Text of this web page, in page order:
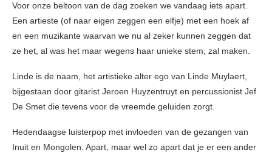
Voor onze beltoon van de dag zoeken we vandaag iets apart.
Een artieste (of naar eigen zeggen een elfje) met een hoek af
en een muzikante waarvan we nu al zeker kunnen zeggen dat
ze het, al was het maar wegens haar unieke stem, zal maken.
Linde is de naam, het artistieke alter ego van Linde Muylaert,
bijgestaan door gitarist Jeroen Huyzentruyt en percussionist Jef
De Smet die tevens voor de vreemde geluiden zorgt.
Hedendaagse luisterpop met invloeden van de gezangen van
Inuit en Mongolen. Apart, maar wel zo apart dat je er een ander